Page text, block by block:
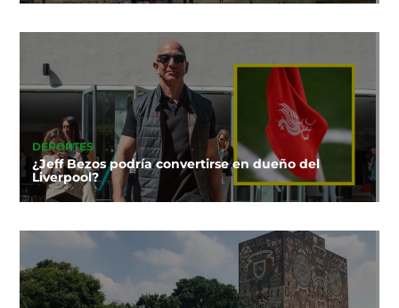
DEPORTES
¿Jeff Bezos podría convertirse en dueño del
Liverpool?